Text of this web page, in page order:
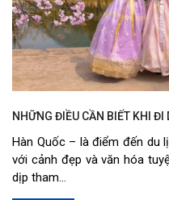
NHỮNG ĐIỀU CẦN BIẾT KHI ĐI
Hàn Quốc – là điểm đến du
với cảnh đẹp và văn hóa
dịp tham…